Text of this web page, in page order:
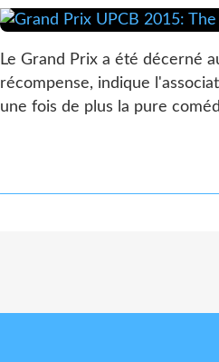
Le Grand Prix a été décerné
récompense, indique
une fois de plus la pure